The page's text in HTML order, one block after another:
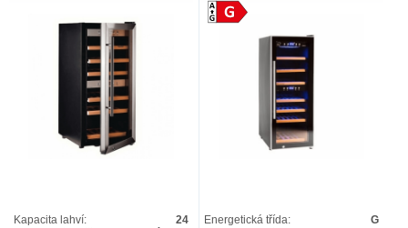
Kapacita lahví:
24
Energetická třída:
G